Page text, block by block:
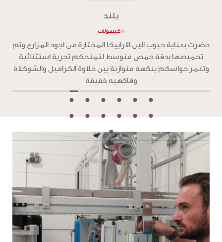
إنتينسو
١٠ كبسولات
حضرت بعناية حبوب البن الارابيكا المختارة من اجود المزارع وتم
تحميصها بدقة تحميص غامق ،لتمنحكم تجربة استثنائية
بطعم جرئ من الشوكولاته الداكنة والكراميل المحمص